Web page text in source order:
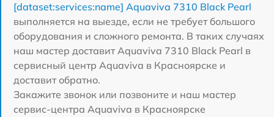
[dataset:services:name] Aquaviva 7310 Black Pearl
выполняется на выезде, если не требует большого
оборудования и сложного ремонта. В таких случаях
наш мастер доставит Aquaviva 7310 Black Pearl в
сервисный центр Aquaviva в Красноярске и
доставит обратно.
Закажите звонок или позвоните и наш мастер
сервис-центра Aquaviva в Красноярске